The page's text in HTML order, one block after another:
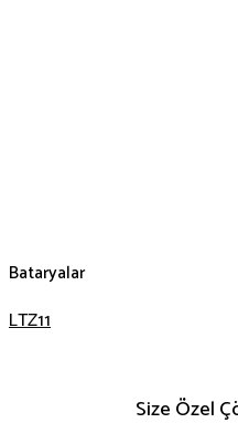
Bataryalar
LTZ11
Size Özel